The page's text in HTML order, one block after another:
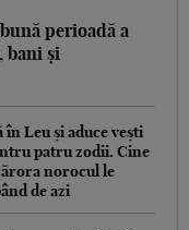
perioadă a
bani și
în Leu și aduce vești
patru zodii. Cine
norocul le
de azi